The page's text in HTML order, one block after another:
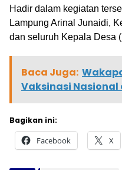
Hadir dalam kegiatan
Lampung Arinal Junaidi,
dan seluruh Kepala Desa
Baca Juga:
Vaksinasi Nasional
Bagikan ini:
Facebook X